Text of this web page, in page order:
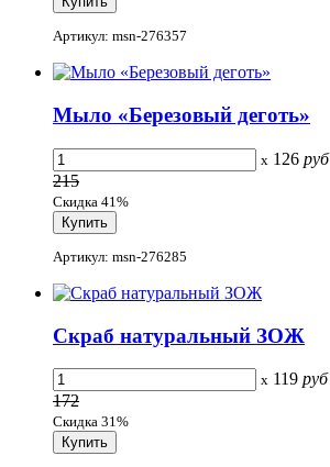
Артикул: msn-276357
Мыло «Березовый деготь»
x 126 руб
215
Скидка 41%
Артикул: msn-276285
Скраб натуральный ЗОЖ
x 119 руб
172
Скидка 31%